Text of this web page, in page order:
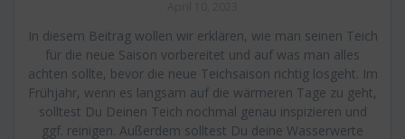
In diesem Beitrag wollen wir erklären, wie man seinen Teich
für die neue Saison vorbereitet und auf was man alles
achten sollte, bevor die neue Teichsaison richtig losgeht. Im
Frühjahr, wenn es langsam auf die wärmeren Tage zu geht,
solltest Du Deinen Teich nochmal genau inspizieren und
ggf. reinigen. Außerdem solltest Du deine Wasserwerte